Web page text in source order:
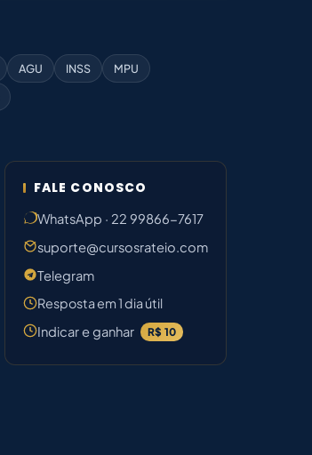
AGU INSS
MPU
FALE CONOSCO
WhatsApp · 22 99866-7617
suporte@cursosrateio.com
Telegram
Resposta em 1 dia útil
Indicar e ganhar
R$ 10